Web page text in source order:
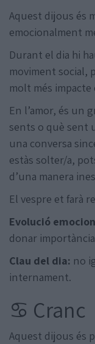
Aquest dijous és
emocionalment
Durant el dia hi
moviment social,
molt més
En l’amor, és un
sents o què sent
una conversa
estàs solter/a,
d’una manera
El vespre et farà
Evolució
donar
Clau del dia: no
internament.
♋ Cranc
Aquest dijous és